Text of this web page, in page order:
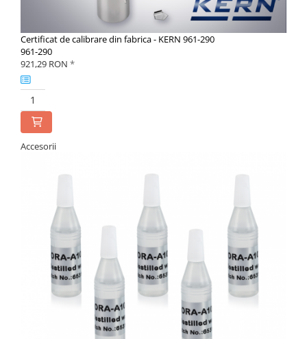
Certificat de calibrare din fabrica - KERN 961-290
961-290
921,29 RON *
Accesorii